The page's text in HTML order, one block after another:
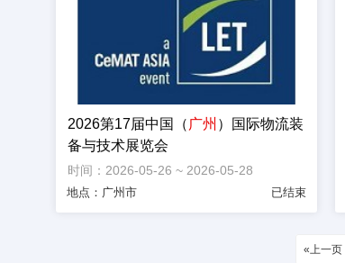
2026第17届中国（ 广州 ）国际物流装
备与技术展览会
时间：2026-05-26 ~ 2026-05-28
地点：广州市 已结束
«上一页